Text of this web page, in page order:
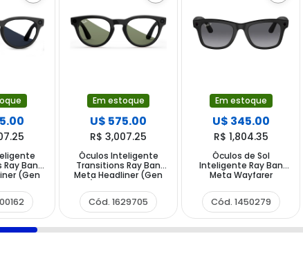
Ban
(Gen
-
Em estoque
U$ 575.00
R$ 3,007.25
Óculos Inteligente
Transitions Ray Ban
Meta Headliner (Gen
Câmera e Speaker -
Shiny Black Graphite
Green
Cód. 1629705
Em estoque
U$ 345.00
R$ 1,804.35
Óculos de Sol
Inteligente Ray Ban
Meta Wayfarer
e Speaker - Matte
Black Polar Gradient
Graphite
Cód. 1450279